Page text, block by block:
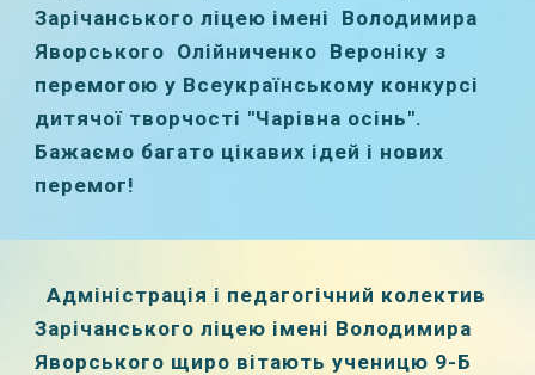
Зарічанського ліцею імені Володимира
Яворського Олійниченко Вероніку з
перемогою у Всеукраїнському конкурсі
дитячої творчості "Чарівна осінь".
Бажаємо багато цікавих ідей і нових
перемог!
Адміністрація і педагогічний колектив
Зарічанського ліцею імені Володимира
Яворського щиро вітають ученицю 9-Б